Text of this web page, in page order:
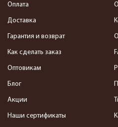
Оплата
Доставка
Гарантия и возврат
Как сделать заказ
Оптовикам
Блог
Акции
Наши сертификаты